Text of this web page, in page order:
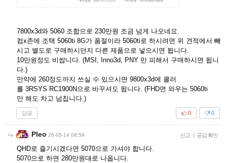
7800x3d와 5060 조합으로 230만원 조금 넘게 나오네요.
컴x존에 조택 5060ti 8G가 품절이라 5060ti로 하시려면 위 견적에서 빼
시고 별도로 구매하시던지 다른 제품으로 넣으시면 됩니다.
10만원정도 비쌉니다. (MSI, Inno3d, PNY 만 피해서 구매하시면 됩니
다.)
만약에 260정도까지 쓰실 수 있으시면 9800x3d에 쿨러
를 3RSYS RC1900N으로 바꾸셔도 됩니다. (FHD면 와우는 5060ti
만 해도 차고 넘칩니다.)
답글 0
0
Pleo 26-05-14 08:59 신고 | 공감 확인
QHD로 즐기시겠다면 5070으로 가셔야 합니다.
5070으로 하면 280만원대로 나옵니다.